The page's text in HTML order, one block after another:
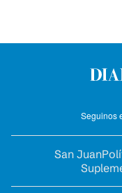
Seguinos
San Juan